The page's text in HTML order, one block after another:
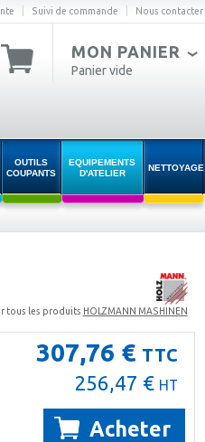
Suivi de commande Nous contacter
MON PANIER
Panier vide
OUTILS
COUPANTS
EQUIPEMENTS
D'ATELIER
NETTOYAGE
tous les produits HOLZMANN MASHINEN
307,76 € TTC
256,47 € HT
Acheter